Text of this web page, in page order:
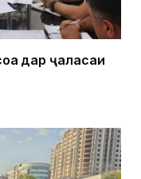
дар ҷаласаи